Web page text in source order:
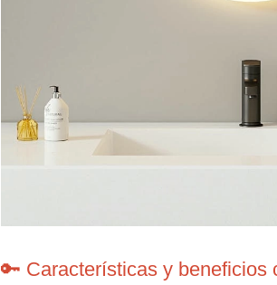
🔑 Características y beneficios